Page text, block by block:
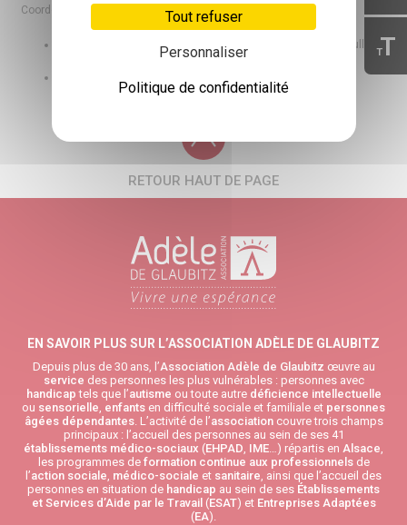
Tout refuser
Personnaliser
Politique de confidentialité
TT
Coordonnées :
Église Royale Saint-Louis : 26 Place d’Armes Général de Gaulle,
68 600 Neuf-Brisach.
RETOUR HAUT DE PAGE
EN SAVOIR PLUS SUR L’ASSOCIATION ADÈLE DE GLAUBITZ
Depuis plus de 30 ans, l’Association Adèle de Glaubitz œuvre au
service des personnes les plus vulnérables : personnes avec
handicap tels que l’autisme ou toute autredéficience intellectuelle
ou sensorielle, enfants en difficulté sociale et familiale et personnes
âgées dépendantes. L’activité de l’associationcouvre trois champs
principaux : l’accueil des personnes au sein de ses 41
établissements médico-sociaux (EHPAD, IME…) répartis en Alsace,
les programmes de formation continue aux professionnelsde
l’action sociale, médico-sociale et sanitaire, ainsi que l’accueil des
personnes en situation de handicap au sein de ses Établissements
et Services d’Aide par le Travail (ESAT) et Entreprises Adaptées
(EA).